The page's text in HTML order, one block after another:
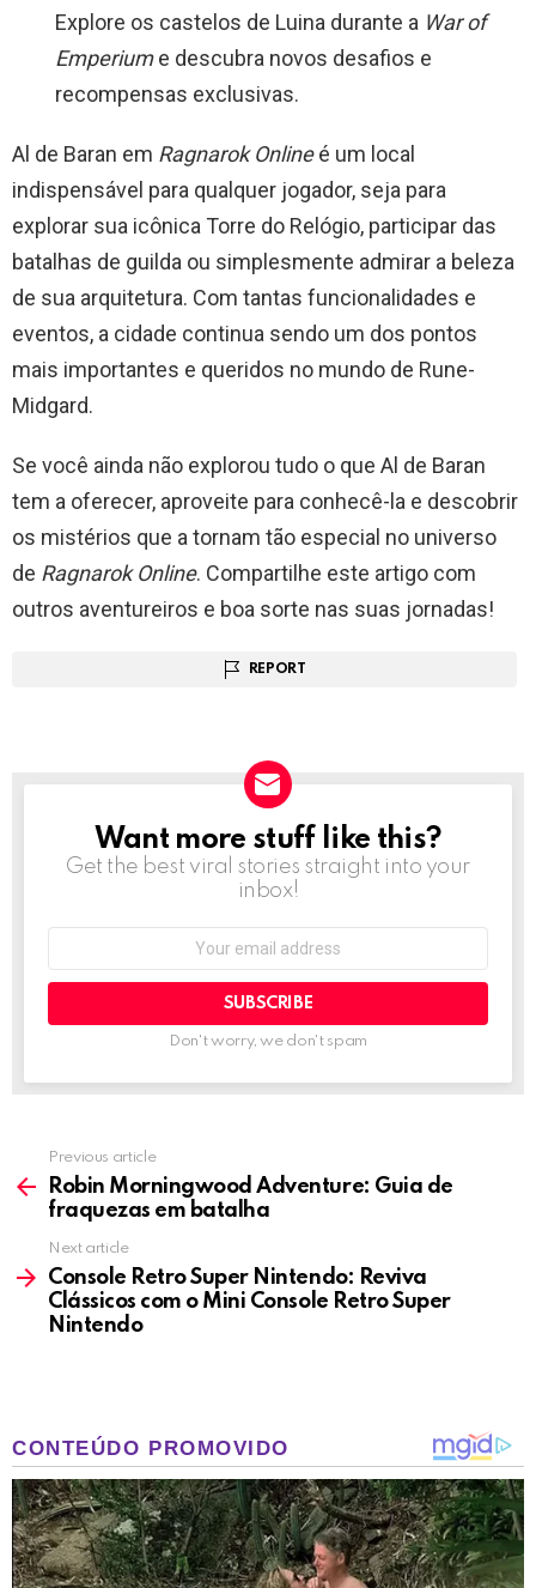
Explore os castelos de Luina durante a War of
Emperiume descubra novos desafios e
recompensas exclusivas.
Al de Baran em Ragnarok Onlineé um local
indispensável para qualquer jogador, seja para
explorar sua icônica Torre do Relógio, participar das
batalhas de guilda ou simplesmente admirar a beleza
de sua arquitetura. Com tantas funcionalidades e
eventos, a cidade continua sendo um dos pontos
mais importantes e queridos no mundo de Rune-
Midgard.
Se você ainda não explorou tudo o que Al de Baran
tem a oferecer, aproveite para conhecê-la e descobrir
os mistérios que a tornam tão especial no universo
de Ragnarok Online. Compartilhe este artigo com
outros aventureiros e boa sorte nas suas jornadas!
REPORT
NEWSLETTER
Want more stuff like this?
Get the best viral stories straight into your
inbox!
Don't worry, we don't spam
more
Previous article
Robin Morningwood Adventure: Guia de
fraquezas em batalha
Next article
Console Retro Super Nintendo: Reviva
Clássicos com o Mini Console Retro Super
Nintendo